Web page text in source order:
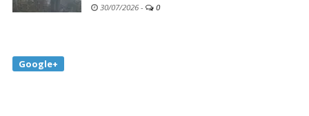
30/07/2026 - 0
Google+